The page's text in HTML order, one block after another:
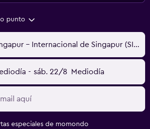
punto
Singapur, Singapur - Internacional de Singapur (SIN)
- sáb. 22/8 Mediodía
especiales de momondo